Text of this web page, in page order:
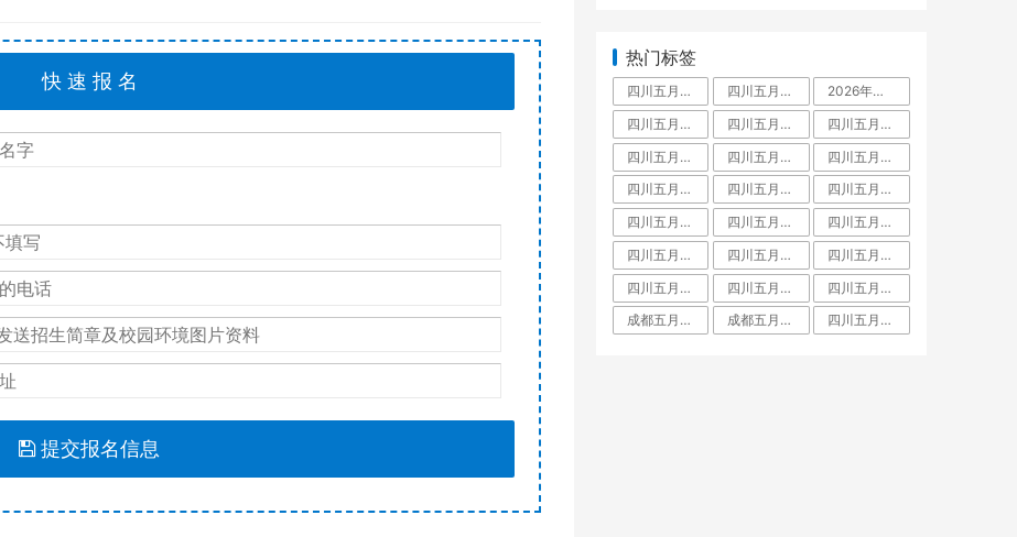
提交报名信息
热门标签
四川五月花技师学院是中专还是大专,毕业拿什么学历文凭 四川五月花技师学院占地面积有多大
2026年四川五月花技师学院教师招聘,五月花老师工资待遇
四川五月花技师学院学费多少
四川五月花技师学院怎么样
四川五月花技师学院好不好
四川五月花技师学院是什么学校
四川五月花技师学院是大专还是中专,师资力量
四川五月花技师学院是大专吗
四川五月花技师学院教师待遇
四川五月花技师学院金堂校区
四川五月花技师学院招聘
四川五月花技师学院团结校区
四川五月花技师学院教师工资待遇多少钱一月
四川五月花技师学院升学班
四川五月花技师学校是人社局还是教育局
四川五月花技师学院是职高吗
四川五月花技师学院有什么专业
四川五月花技师学院怎么样郫县
四川五月花技师学院是公办还是民办学校
四川五月花技师学院好不好大家觉得
成都五月花是啥文凭
成都五月花职业学校学费 四川五月花技师学院是什么学校全日制技师院校